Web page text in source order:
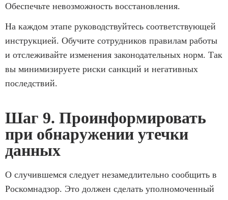
Обеспечьте невозможность восстановления.
На каждом этапе руководствуйтесь соответствующей
инструкцией. Обучите сотрудников правилам работы
и отслеживайте изменения законодательных норм. Так
вы минимизируете риски санкций и негативных
последствий.
Шаг 9. Проинформировать
при обнаружении утечки
данных
О случившемся следует незамедлительно сообщить в
Роскомнадзор. Это должен сделать уполномоченный